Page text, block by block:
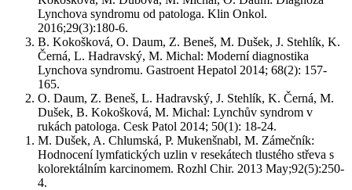
Lynchova syndromu od patologa. Klin Onkol.
2016;29(3):180-6.
B. Kokošková, O. Daum, Z. Beneš, M. Dušek, J. Stehlík, K.
Černá, L. Hadravský, M. Michal: Moderní diagnostika
Lynchova syndromu. Gastroent Hepatol 2014; 68(2): 157-
165.
O. Daum, Z. Beneš, L. Hadravský, J. Stehlík, K. Černá, M.
Dušek, B. Kokošková, M. Michal: Lynchův syndrom v
rukách patologa. Cesk Patol 2014; 50(1): 18-24.
M. Dušek, A. Chlumská, P. Mukenšnabl, M. Zámečník:
Hodnocení lymfatických uzlin v resekátech tlustého střeva s
kolorektálním karcinomem. Rozhl Chir. 2013 May;92(5):250-
4.